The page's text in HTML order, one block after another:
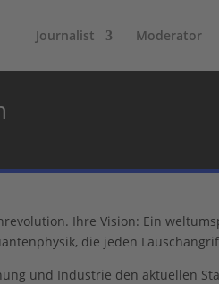
Journalist Moderator
Ihre Vision: Ein
die jeden
und Industrie den aktuellen